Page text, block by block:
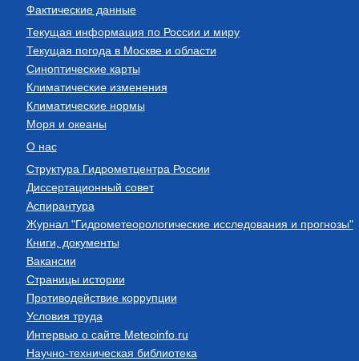
Фактические данные
Текущая информация по России и миру
Текущая погода в Москве и области
Синоптические карты
Климатические изменения
Климатические нормы
Моря и океаны
О нас
Структура Гидрометцентра России
Диссертационный совет
Аспирантура
Журнал "Гидрометеорологические исследования и прогнозы"
Книги, документы
Вакансии
Страницы истории
Противодействие коррупции
Условия труда
Интервью о сайте Meteoinfo.ru
Научно-техническая библиотека